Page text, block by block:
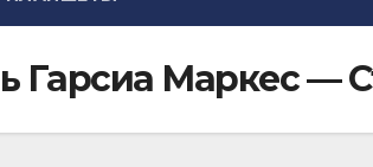
Гарсиа Маркес —